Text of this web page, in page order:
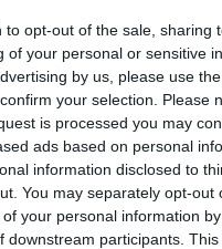
to opt-out of the sale, sharing
of your personal or sensitive
by us, please use
your selection. Please
is processed you may
ads based on personal
information disclosed to
You may separately opt-out
your personal information
downstream participants.
valamint a The xx-nél
gitár-billentyűs
hangjában, bátran
és még inkább
rejlik. Ex-barátok,
feldolgozás (Nightcall)
a hangulatba: „felhívlak
hogyan érzek,
le a hegyről .”